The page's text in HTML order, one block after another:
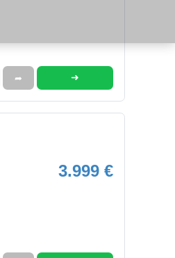
➦ ➜
3.999 €